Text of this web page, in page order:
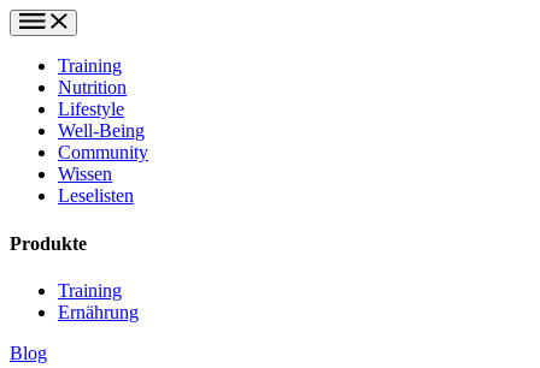
Training
Nutrition
Lifestyle
Well-Being
Community
Wissen
Leselisten
Produkte
Training
Ernährung
Blog